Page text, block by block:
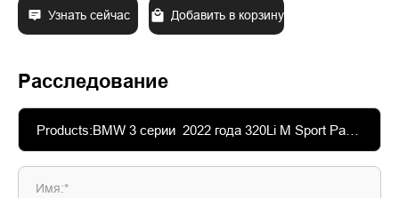
Узнать сейчас Добавить в корзину
Расследование
Имя:*